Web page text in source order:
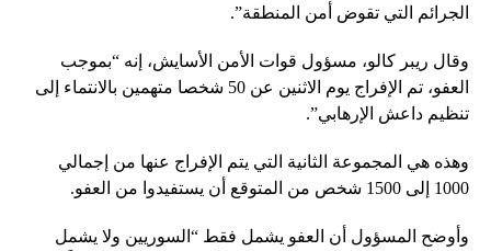
الجرائم التي تقوض أمن المنطقة”.
وقال ريبر كالو، مسؤول قوات الأمن الأسايش، إنه “بموجب
العفو، تم الإفراج يوم الاثنين عن 50 شخصا متهمين بالانتماء إلى
تنظيم داعش الإرهابي”.
وهذه هي المجموعة الثانية التي يتم الإفراج عنها من إجمالي
1000 إلى 1500 شخص من المتوقع أن يستفيدوا من العفو.
وأوضح المسؤول أن العفو يشمل فقط “السوريين ولا يشمل